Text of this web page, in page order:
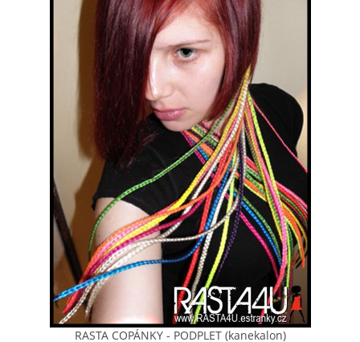
VOLNÉ TERMÍNY
MÍŠA
(pište, nevolejte)
+420 607875420
(pište, nevolejte)
RASTA4U@SEZNAM.CZ
PLETU NA PRAZE 8
© 2026 eStránky.cz | Aktualizováno: 8. 8. 2026|Nahoru ↑
RASTA COPÁNKY - PODPLET (kanekalon)